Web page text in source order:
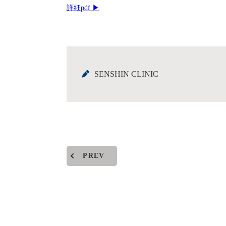
詳細pdf ▶︎
SENSHIN CLINIC
PREV